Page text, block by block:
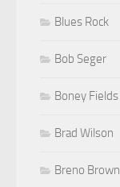
Blues Rock
Bob Seger
Boney Fields
Brad Wilson
Breno Brown